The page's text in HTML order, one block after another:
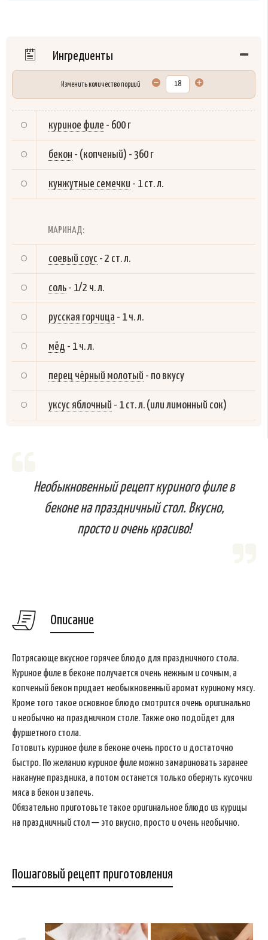
Ингредиенты
Изменить количество порций
куриное филе - 600 г
бекон - (копченый) - 360 г
кунжутные семечки - 1 ст. л.
МАРИНАД:
соевый соус - 2 ст. л.
соль - 1/2 ч. л.
русская горчица - 1 ч. л.
мёд - 1 ч. л.
перец чёрный молотый - по вкусу
уксус яблочный - 1 ст. л. (или лимонный сок)
Необыкновенный рецепт куриного филе в
беконе на праздничный стол. Вкусно,
просто и очень красиво!
Описание
Потрясающе вкусное горячее блюдо для праздничного стола.
Куриное филе в беконе получается очень нежным и сочным, а
копченый бекон придает необыкновенный аромат куриному мясу.
Кроме того такое основное блюдо смотрится очень оригинально
и необычно на праздничном столе. Также оно подойдет для
фуршетного стола.
Готовить куриное филе в беконе очень просто и достаточно
быстро. По желанию куриное филе можно замариновать заранее
накануне праздника, а потом останется только обернуть кусочки
мяса в бекон и запечь.
Обязательно приготовьте такое оригинальное блюдо из курицы
на праздничный стол — это вкусно, просто и очень необычно.
Пошаговый рецепт приготовления